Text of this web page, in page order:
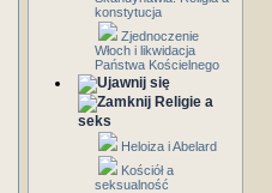
konstytucja
Zjednoczenie
Włoch i likwidacja
Państwa Kościelnego
Religie a
seks
Heloiza i Abelard
Kościół a
seksualność